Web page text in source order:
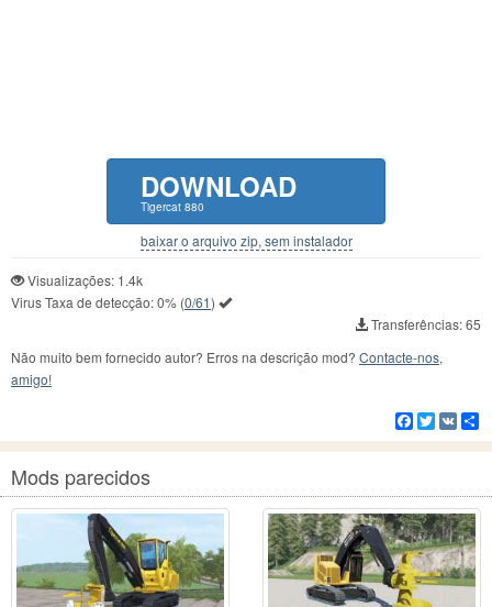
DOWNLOAD
Tigercat 880
baixar o arquivo zip, sem instalador
Visualizações: 1.4k
Virus Taxa de detecção:0% (0/61)
Transferências: 65
Não muito bem fornecido autor? Erros na descrição mod? Contacte-nos,
amigo!
Facebook
Twitter
VK
Mods parecidos